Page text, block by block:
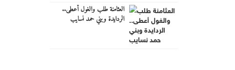
العثامنة طلب والغول أعطى..
الردايدة وبني حمد نسايب